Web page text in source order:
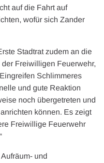
auf die Fahrt auf
wofür sich Zander
Stadtrat zudem an die
Freiwilligen Feuerwehr,
Schlimmeres
und gute Reaktion
noch übergetreten und
können. Es zeigt
Freiwillige Feuerwehr
und